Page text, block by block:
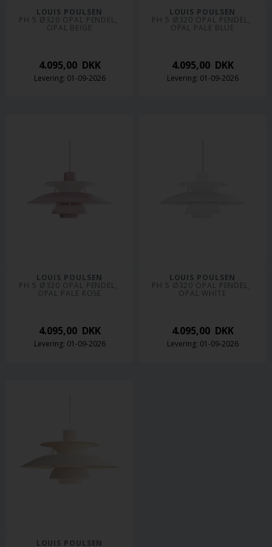
LOUIS POULSEN
PH 5 Ø320 OPAL PENDEL,
OPAL BEIGE
4.095,00DKK
Levering: 01-09-2026
LOUIS POULSEN
PH 5 Ø320 OPAL PENDEL,
OPAL PALE BLUE
4.095,00DKK
Levering: 01-09-2026
LOUIS POULSEN
PH 5 Ø320 OPAL PENDEL,
OPAL PALE ROSE
4.095,00DKK
Levering: 01-09-2026
LOUIS POULSEN
PH 5 Ø320 OPAL PENDEL,
OPAL WHITE
4.095,00DKK
Levering: 01-09-2026
LOUIS POULSEN